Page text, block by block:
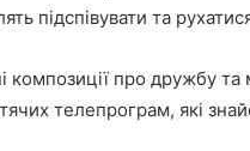
підспівувати та
композиції про дружбу
телепрограм, які